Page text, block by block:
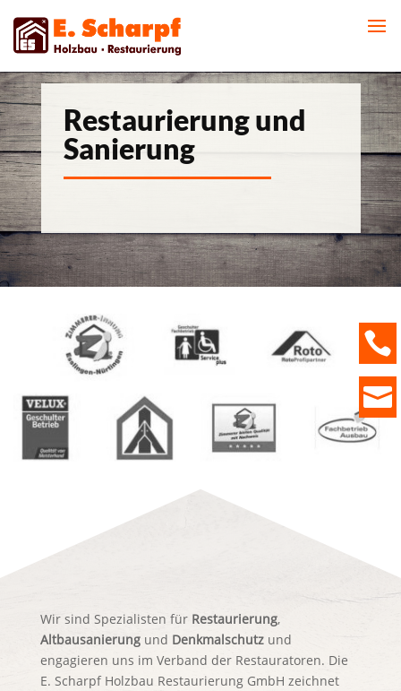
Restaurierung und
Sanierung
Wir sind Spezialisten für Restaurierung,
Altbausanierungund Denkmalschutzund
engagieren uns im Verband der Restauratoren. Die
E. Scharpf Holzbau Restaurierung GmbH zeichnet

